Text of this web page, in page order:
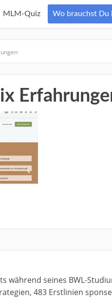
MLM-Quiz Wo brauchst Du
während seines BWL-
483 Erstlinien